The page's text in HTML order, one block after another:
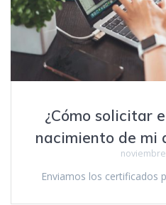
¿Cómo solicitar
nacimiento de mi
Enviamos los certificados